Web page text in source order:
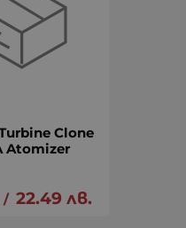
Clone
Atomizer
/ 22.49 лв.